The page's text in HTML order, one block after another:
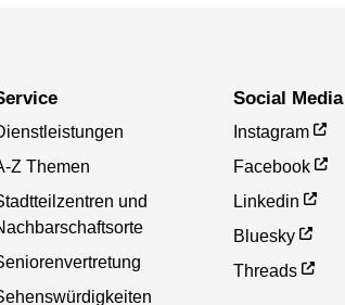
Service
Z Themen
und
Social Media
Instagram
Facebook
Linkedin
Bluesky
Threads